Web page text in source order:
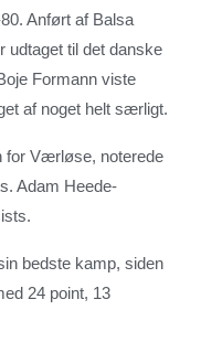
Anført af Balsa
udtaget til det danske
Formann viste
af noget helt særligt.
for Værløse, noterede
Adam Heede-
bedste kamp, siden
24 point, 13